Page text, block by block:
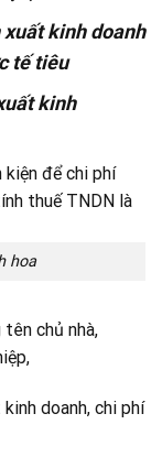
kinh doanh
tế tiêu
kinh
hoa
chủ nhà,
doanh, chi phí